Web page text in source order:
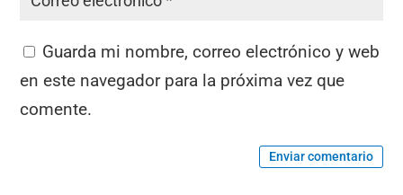
Guarda mi nombre, correo electrónico y web
en este navegador para la próxima vez que
comente.
Enviar comentario